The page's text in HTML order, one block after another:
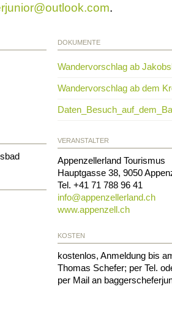
outlook.com.
DOKUMENTE
Wandervorschlag ab
Wandervorschlag ab dem
VERANSTALTER
Appenzellerland Tourismus
Hauptgasse 38,9050
Tel.+41 71 788 96 41
info@appenzellerland.ch
www.appenzell.ch
KOSTEN
kostenlos, Anmeldung bis
Thomas Schefer; per Tel.
per Mail an